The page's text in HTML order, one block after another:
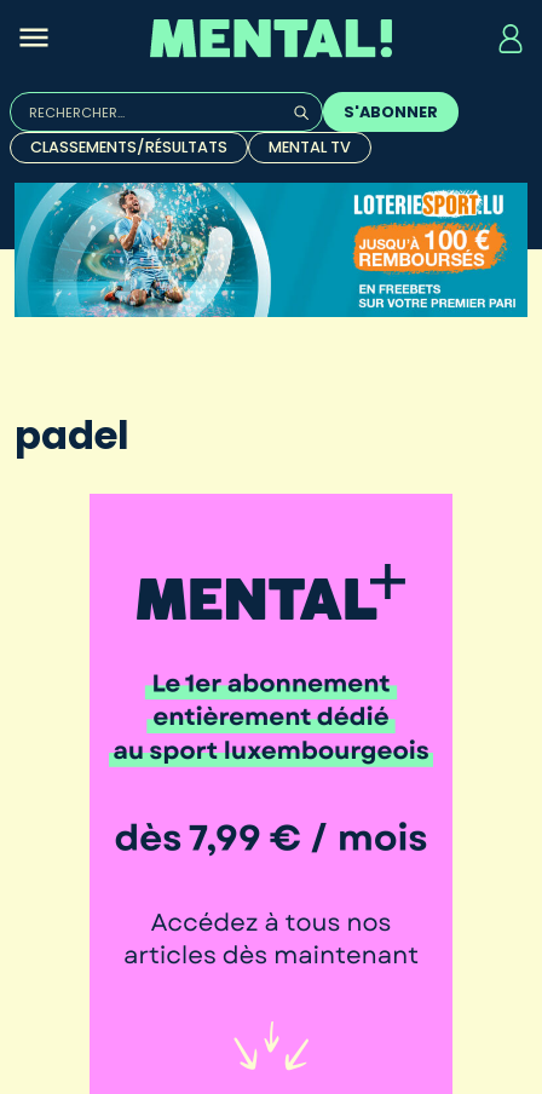
Rechercher :
Quand les résultats de l'auto-complétion sont
S'ABONNER
CLASSEMENTS/RÉSULTATS
MENTAL TV
padel